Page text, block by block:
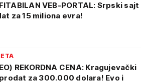
VEB-PORTAL: Srpski sajt
za 15 miliona evra!
REKORDNA CENA: Kragujevački
za 300.000 dolara! Evo i